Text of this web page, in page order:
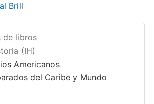
Brill
de libros
(IH)
Americanos
del Caribe y Mundo